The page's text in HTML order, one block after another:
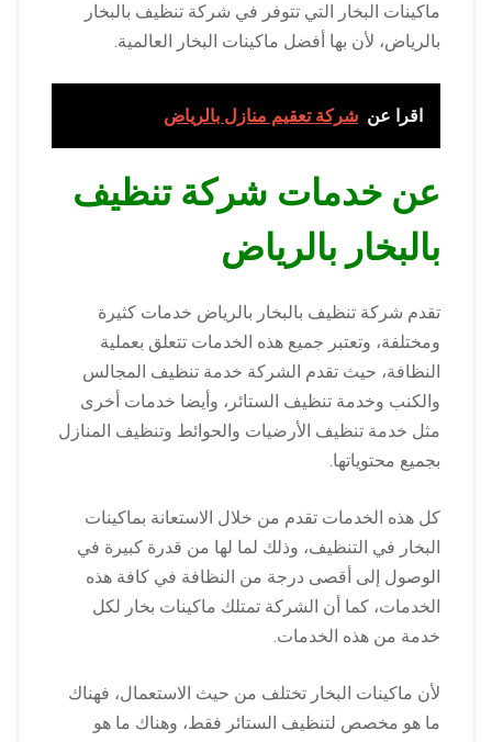
ماكينات البخار التي تتوفر في شركة تنظيف بالبخار
بالرياض، لأن بها أفضل ماكينات البخار العالمية.
اقرا عن شركة تعقيم منازل بالرياض
عن خدمات شركة تنظيف
بالبخار بالرياض
تقدم شركة تنظيف بالبخار بالرياض خدمات كثيرة
ومختلفة، وتعتبر جميع هذه الخدمات تتعلق بعملية
النظافة، حيث تقدم الشركة خدمة تنظيف المجالس
والكنب وخدمة تنظيف الستائر، وأيضا خدمات أخرى
مثل خدمة تنظيف الأرضيات والحوائط وتنظيف المنازل
بجميع محتوياتها.
كل هذه الخدمات تقدم من خلال الاستعانة بماكينات
البخار في التنظيف، وذلك لما لها من قدرة كبيرة في
الوصول إلى أقصى درجة من النظافة في كافة هذه
الخدمات، كما أن الشركة تمتلك ماكينات بخار لكل
خدمة من هذه الخدمات.
لأن ماكينات البخار تختلف من حيث الاستعمال، فهناك
ما هو مخصص لتنظيف الستائر فقط، وهناك ما هو